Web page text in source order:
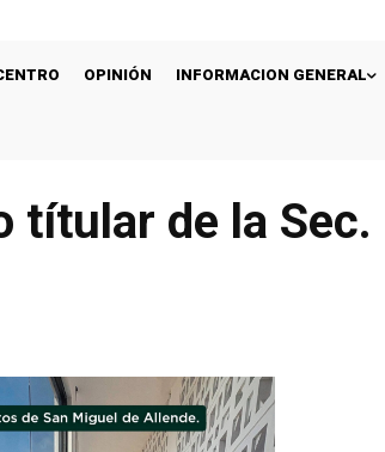
OPINIÓN INFORMACION GENERAL
títular de la Sec.